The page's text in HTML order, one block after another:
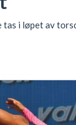
tas i løpet av